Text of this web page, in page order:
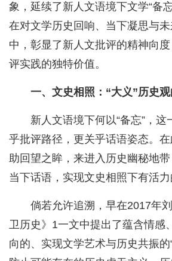
象，延续了新人文语境下文学“备
在对文学历史回响、当下凝思与
中，彰显了新人文批评的精神向
评实践的独特价值。
一、文史相照：“大义”历史
新人文语境下何以“备忘”，
乎批评路径，更关乎话语姿态。
助回望之眸，来进入历史幽秘地
当下话语，实现文史相照下有活力
倘若允许追溯，早在2017年
卫历史》1一文中提出了蕴含情感
向的、实现文学艺术与历史共振的